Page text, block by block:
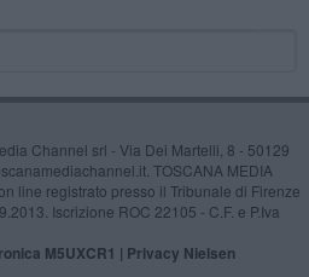
Channel srl - Via Dei Martelli, 8 - 50129
TOSCANA MEDIA
line registrato presso il Tribunale di Firenze
Iscrizione ROC 22105 - C.F. e P.Iva
M5UXCR1 | Privacy Nielsen